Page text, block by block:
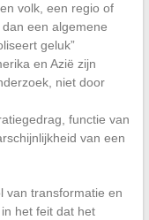
volk, een regio of
een algemene
geluk”
en Azië zijn
niet door
functie van
van een
van transformatie en
het feit dat het